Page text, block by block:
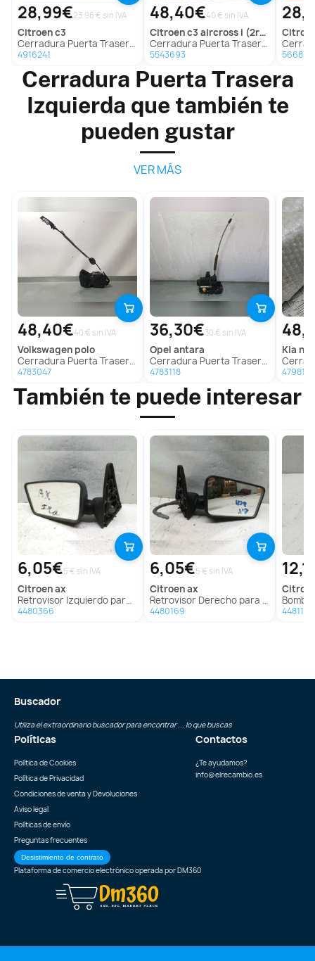
28,99€23.96 € sin IVA
citroenc3
Cerradura Puerta Trasera Izquierda para Citroën C3
4916241
48,40€40 € sin IVA
citroenc3 aircross i (2r_, 2c_)
Cerradura Puerta Trasera Izquierda para Citroën C3 Aircross I (2R_, 2C_)
5543693
Cerradura
Cerradura Puerta Trasera
Izquierda que también te
pueden gustar
VER MÁS
48,40€40 € sin IVA
volkswagen polo
Cerradura Puerta Trasera Izquierda Para Volkswagen Polo
4783047
36,30€30 € sin IVA
opel antara
Cerradura Puerta Trasera Izquierda Para Opel Antara
4783118
kia
Cerradura
4798157
También te puede interesar
6,05€5 € sin IVA
citroenax
Retrovisor Izquierdo para Citroën Ax
4480366
6,05€5 € sin IVA
citroenax
Retrovisor Derecho para Citroën Ax
4480169
Bomba
4481178
Buscador
Utiliza el extraordinario buscador para encontrar ... lo que buscas
Políticas
Política de Cookies
Política de Privacidad
Condiciones de venta y Devoluciones
Aviso legal
Políticas de envío
Preguntas frecuentes
Desistimiento de contrato
Contactos
¿Te ayudamos?
info@elrecambio.es
Plataforma de comercio electrónico operada porDM360